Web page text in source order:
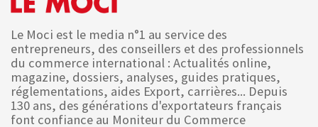
Le Moci est le media n°1 au service des
entrepreneurs, des conseillers et des professionnels
du commerce international : Actualités online,
magazine, dossiers, analyses, guides pratiques,
réglementations, aides Export, carrières... Depuis
130 ans, des générations d'exportateurs français
font confiance au Moniteur du Commerce